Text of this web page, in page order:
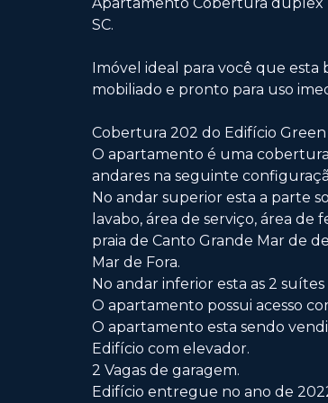
Apartamento Cobertura duplex
SC.
Imóvel ideal para você que
mobiliado e pronto para uso
Cobertura 202 do Edifício Green
O apartamento é uma
andares na seguinte
No andar superior esta a parte
lavabo, área de serviço, área de
praia de Canto Grande Mar de
Mar de Fora.
No andar inferior esta as 2 suítes
O apartamento possui acesso
O apartamento esta sendo
Edifício com elevador.
2 Vagas de garagem.
Edifício entregue no ano de